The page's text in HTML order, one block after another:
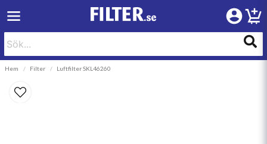
Hem Filter Luftfilter SKL46260